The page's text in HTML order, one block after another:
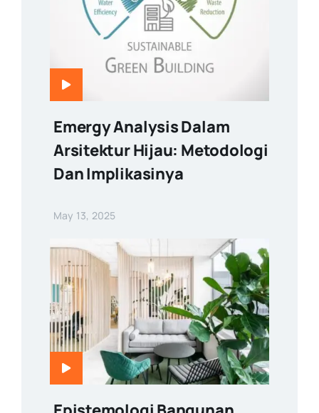
Emergy Analysis Dalam
Arsitektur Hijau: Metodologi
Dan Implikasinya
May 13, 2025